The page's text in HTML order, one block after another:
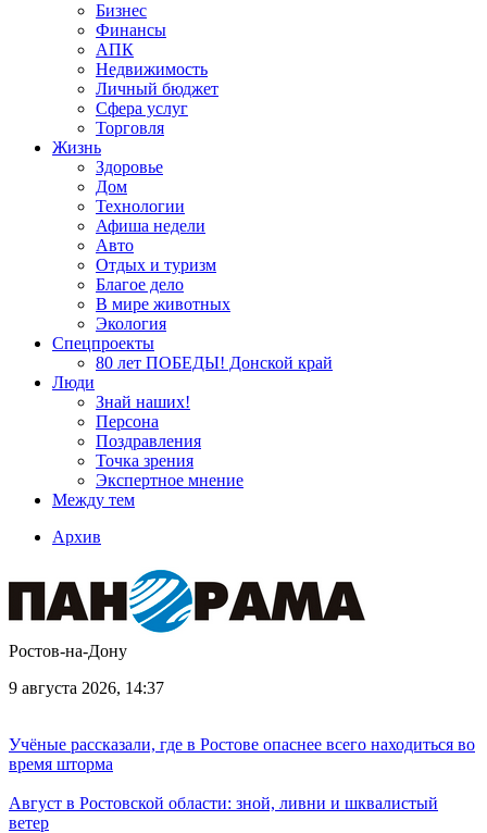
Бизнес
Финансы
АПК
Недвижимость
Личный бюджет
Сфера услуг
Торговля
Жизнь
Здоровье
Дом
Технологии
Афиша недели
Авто
Отдых и туризм
Благое дело
В мире животных
Экология
Спецпроекты
80 лет ПОБЕДЫ! Донской край
Люди
Знай наших!
Персона
Поздравления
Точка зрения
Экспертное мнение
Между тем
Архив
Ростов-на-Дону
9 августа 2026, 14:37
Учёные рассказали, где в Ростове опаснее всего находиться во
время шторма
Август в Ростовской области: зной, ливни и шквалистый
ветер